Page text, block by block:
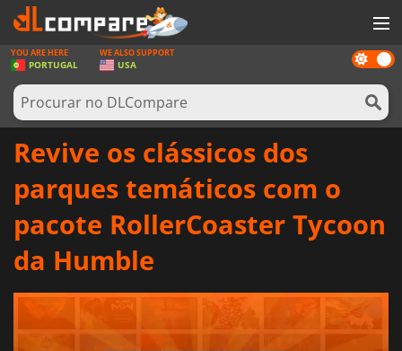
JOGOS
GAME CARDS
SOFTWARE
HARDWARE
NOTÍCIAS
Dark
mode
YOU ARE HERE
PORTUGAL
WE ALSO SUPPORT
USA
Revive os clássicos dos
parques temáticos com o
pacote RollerCoaster Tycoon
da Humble